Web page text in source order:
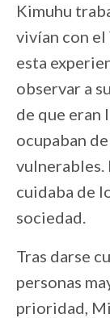
Kimuhu
vivían con el
esta
observar a
de que eran
ocupaban
vulnerables.
cuidaba de
sociedad.
Tras darse
personas
prioridad,